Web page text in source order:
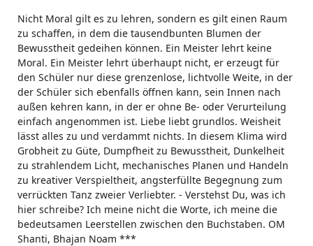
Nicht Moral gilt es zu lehren, sondern es gilt einen Raum
zu schaffen, in dem die tausendbunten Blumen der
Bewusstheit gedeihen können. Ein Meister lehrt keine
Moral. Ein Meister lehrt überhaupt nicht, er erzeugt für
den Schüler nur diese grenzenlose, lichtvolle Weite, in der
der Schüler sich ebenfalls öffnen kann, sein Innen nach
außen kehren kann, in der er ohne Be- oder Verurteilung
einfach angenommen ist. Liebe liebt grundlos. Weisheit
lässt alles zu und verdammt nichts. In diesem Klima wird
Grobheit zu Güte, Dumpfheit zu Bewusstheit, Dunkelheit
zu strahlendem Licht, mechanisches Planen und Handeln
zu kreativer Verspieltheit, angsterfüllte Begegnung zum
verrückten Tanz zweier Verliebter. - Verstehst Du, was ich
hier schreibe? Ich meine nicht die Worte, ich meine die
bedeutsamen Leerstellen zwischen den Buchstaben. OM
Shanti, Bhajan Noam ***